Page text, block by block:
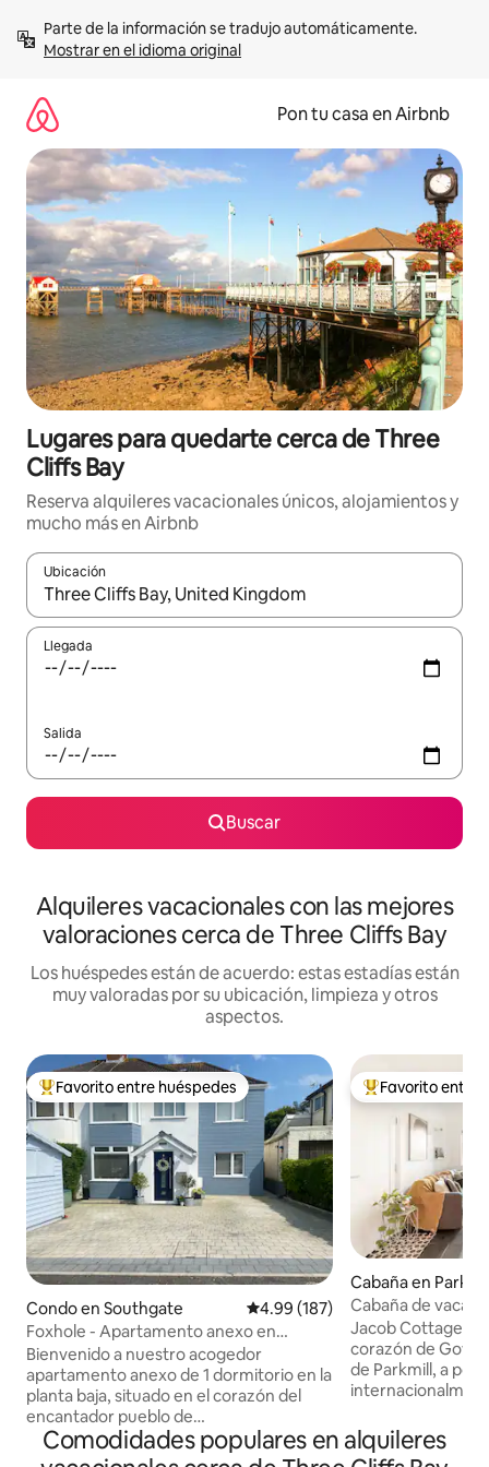
contenidoMostrar en el idioma original
Pon tu casa en Airbnb
Lugares para quedarte cerca de Three
Cliffs Bay
Reserva alquileres vacacionales únicos, alojamientos y
mucho más en Airbnb
Ubicación
Cuando los resultados estén disponibles, navega con las
Llegada
Salida
Buscar
Alquileres vacacionales con las mejores
valoraciones cerca de Three Cliffs Bay
Los huéspedes están de acuerdo: estas estadías están
muy valoradas por su ubicación, limpieza y otros
aspectos.
Favorito entre huéspedes preferido
Favorito entre huéspedes
Condo en Southgate Calificación promedio: 4.99 de
4.99 (187)
Foxhole - Apartamento anexo en
Southgate, Gower
Bienvenido a nuestro acogedor
apartamento anexo de 1 dormitorio en la
planta baja, situado en el corazón del
encantador pueblo de
Pennard/Southgate. Situado a pocos
pasos del castillo de Pennard, la
Favorito entre
Favorito entre
Cabaña en
Cabaña de
de Three Cliffs
Jacob Cottage
corazón de
de Parkmill, a
enclavada entre
ubicación
Comodidades populares en alquileres